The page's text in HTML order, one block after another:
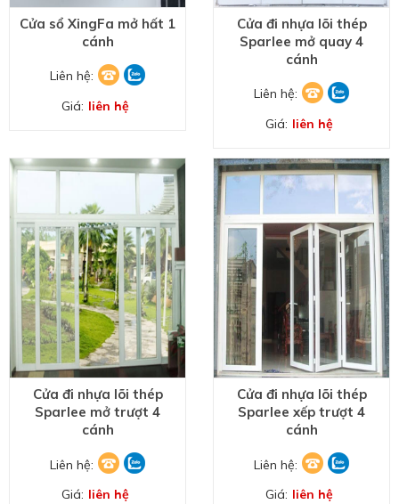
Cửa sổ XingFa mở hất 1
cánh
Liên hệ:
Giá: liên hệ
Cửa đi nhựa lõi thép
Sparlee mở quay 4
cánh
Liên hệ:
Giá: liên hệ
Cửa đi nhựa lõi thép
Sparlee mở trượt 4
cánh
Liên hệ:
Giá: liên hệ
Cửa đi nhựa lõi thép
Sparlee xếp trượt 4
cánh
Liên hệ:
Giá: liên hệ